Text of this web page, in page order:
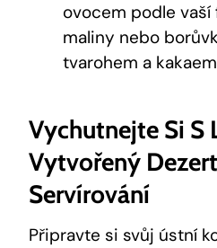
ovocem podle
maliny nebo
tvarohem a
Vychutnejte Si S
Vytvořený
Servírování
Připravte si svůj ústní